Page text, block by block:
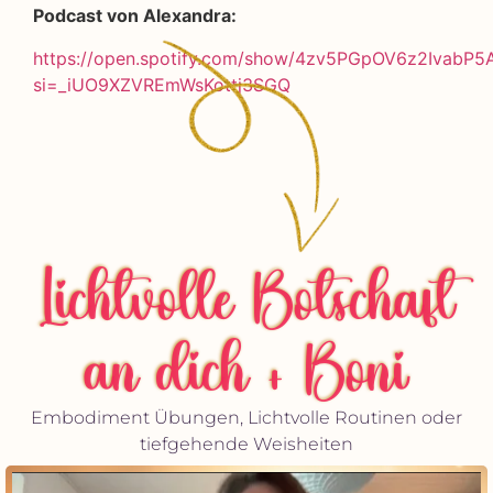
Podcast von Alexandra:
https://open.spotify.com/show/
si=_iUO9XZVREmWsKottj3SGQ
Lichtvolle Botschaft
an dich + Boni
Embodiment Übungen, Lichtvolle Routinen oder
tiefgehende Weisheiten